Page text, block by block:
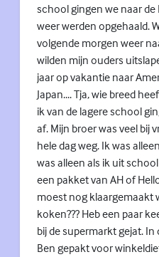
school gingen we naar de
weer werden opgehaald.
volgende morgen weer
wilden mijn ouders
jaar op vakantie naar
Japan.... Tja, wie breed
ik van de lagere school
af. Mijn broer was veel bij
hele dag weg. Ik was
was alleen als ik uit
een pakket van AH of
moest nog klaargemaakt
koken??? Heb een paar
bij de supermarkt gejat.
Ben gepakt voor